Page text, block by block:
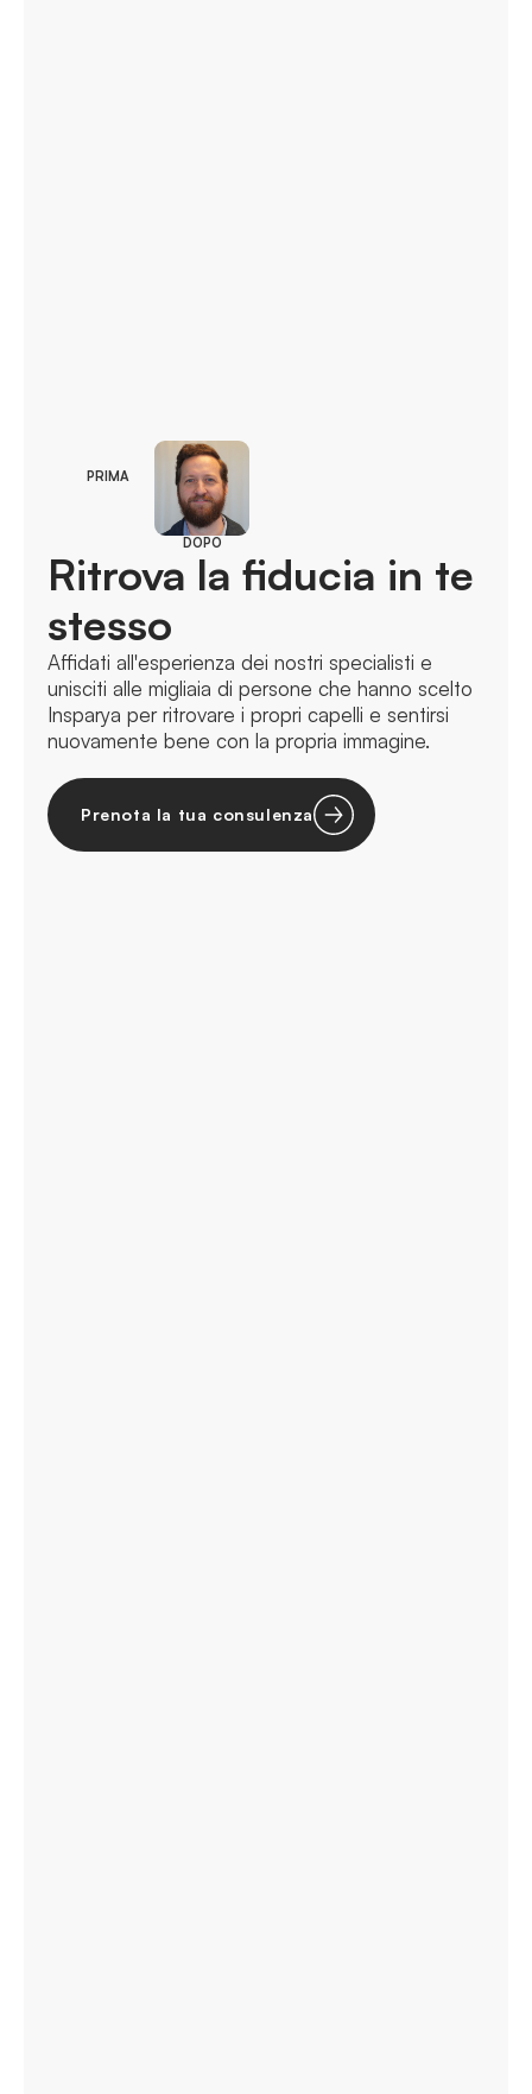
Ritrova la fiducia in te
stesso
Affidati all'esperienza dei nostri specialisti e
unisciti alle migliaia di persone che hanno scelto
Insparya per ritrovare i propri capelli e sentirsi
nuovamente bene con la propria immagine.
Prenota la tua consulenza
PRIMA
DOPO